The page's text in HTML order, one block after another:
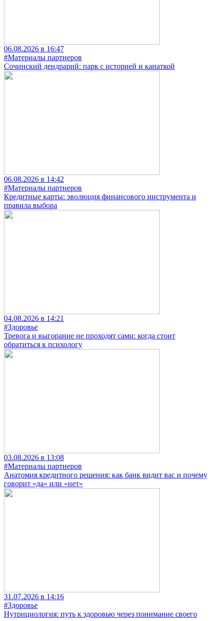
06.08.2026 в 16:47
#Материалы партнеров
Сочинский дендрарий: парк с историей и канаткой
06.08.2026 в 14:42
#Материалы партнеров
Кредитные карты: эволюция финансового инструмента и
правила выбора
04.08.2026 в 14:21
#Здоровье
Тревога и выгорание не проходят сами: когда стоит
обратиться к психологу
03.08.2026 в 13:08
#Материалы партнеров
Анатомия кредитного решения: как банк видит вас и почему
говорит «да» или «нет»
31.07.2026 в 14:16
#Здоровье
Нутрициология: путь к здоровью через понимание своего